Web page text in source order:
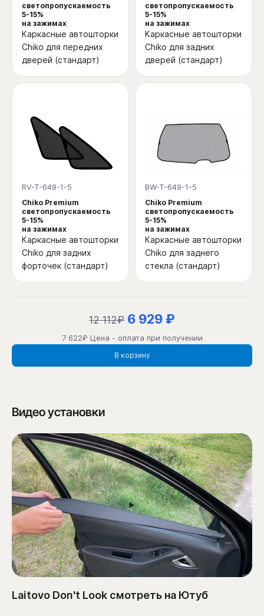
светопропускаемость
5-15%
на зажимах
Каркасные автошторки
Chiko для передних
дверей (стандарт)
светопропускаемость
5-15%
на зажимах
Каркасные автошторки
Chiko для задних
дверей (стандарт)
RV-T-649-1-5
Chiko Premium
светопропускаемость
5-15%
на зажимах
Каркасные автошторки
Chiko для задних
форточек (стандарт)
BW-T-649-1-5
Chiko Premium
светопропускаемость
5-15%
на зажимах
Каркасные автошторки
Chiko для заднего
стекла (стандарт)
12 112₽ 6 929 ₽
7 622₽ Цена - оплата при получении
В корзину
Видео установки
Laitovo Don't Look смотреть на Ютуб